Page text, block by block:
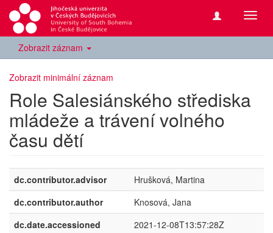
Zobrazit záznam
Zobrazit minimální záznam
Role Salesiánského střediska
mládeže a trávení volného
času dětí
dc.contributor.advisor
Hrušková, Martina
dc.contributor.author
Knosová, Jana
dc.date.accessioned
2021-12-08T13:57:28Z